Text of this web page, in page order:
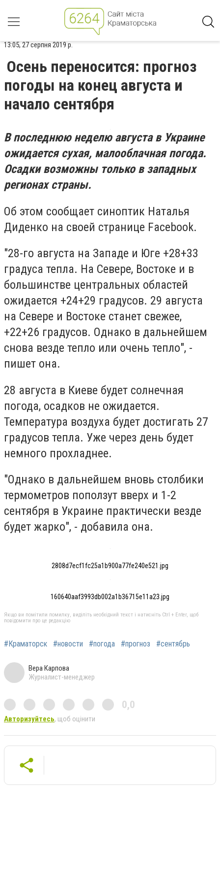
13:05, 27 серпня 2019 р.
Осень переносится: прогноз
погоды на конец августа и
начало сентября
В последнюю неделю августа в Украине
ожидается сухая, малооблачная погода.
Осадки возможны только в западных
регионах страны.
Об этом сообщает синоптик Наталья
Диденко на своей странице Facebook.
"28-го августа на Западе и Юге +28+33
градуса тепла. На Севере, Востоке и в
большинстве центральных областей
ожидается +24+29 градусов. 29 августа
на Севере и Востоке станет свежее,
+22+26 градусов. Однако в дальнейшем
снова везде тепло или очень тепло", -
пишет она.
28 августа в Киеве будет солнечная
погода, осадков не ожидается.
Температура воздуха будет достигать 27
градусов тепла. Уже через день будет
немного прохладнее.
"Однако в дальнейшем вновь столбики
термометров поползут вверх и 1-2
сентября в Украине практически везде
будет жарко", - добавила она.
2808d7ecf1fc25a1b900a77fe240e521.jpg
160640aaf3993db002a1b36715e11a23.jpg
Якщо ви помітили помилку, виділіть необхідний текст і натисніть Ctrl + Enter, щоб
повідомити про це редакцію
#Краматорск #новости #погода #прогноз #сентябрь
Вера Карпова
Журналист-менеджер
0,0
Авторизуйтесь, щоб оцінити